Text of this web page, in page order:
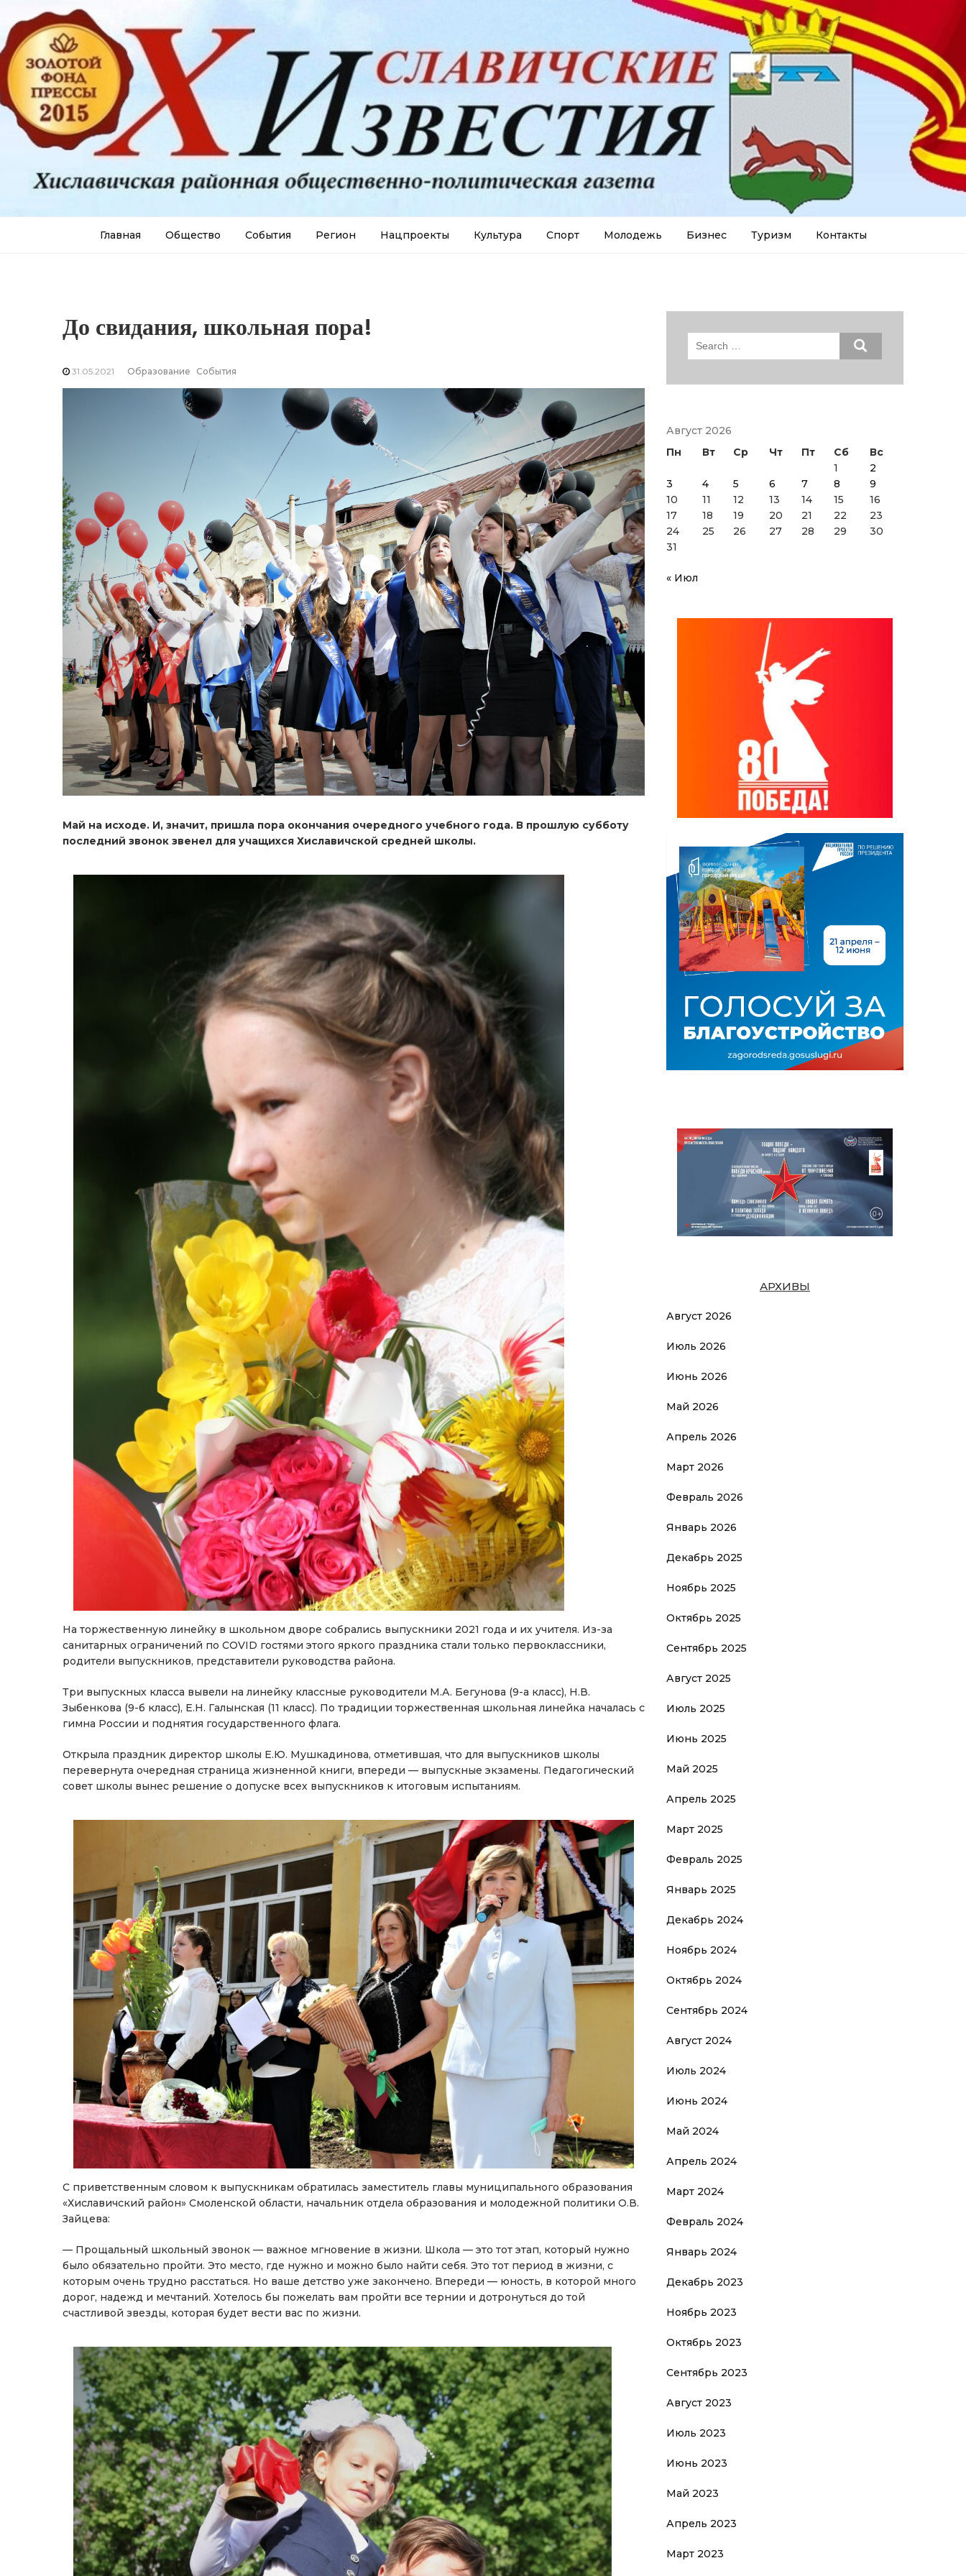
Главная Общество События Регион Нацпроекты Культура Спорт Молодежь Бизнес Туризм Контакты
До свидания, школьная пора!
31.05.2021 Образование События
Май на исходе. И, значит, пришла пора окончания очередного учебного года. В прошлую субботу
последний звонок звенел для учащихся Хиславичской средней школы.
На торжественную линейку в школьном дворе собрались выпускники 2021 года и их учителя. Из-за
санитарных ограничений по COVID гостями этого яркого праздника стали только первоклассники,
родители выпускников, представители руководства района.
Три выпускных класса вывели на линейку классные руководители М.А. Бегунова (9-а класс), Н.В.
Зыбенкова (9-б класс), Е.Н. Галынская (11 класс). По традиции торжественная школьная линейка началась с
гимна России и поднятия государственного флага.
Открыла праздник директор школы Е.Ю. Мушкадинова, отметившая, что для выпускников школы
перевернута очередная страница жизненной книги, впереди — выпускные экзамены. Педагогический
совет школы вынес решение о допуске всех выпускников к итоговым испытаниям.
С приветственным словом к выпускникам обратилась заместитель главы муниципального образования
«Хиславичский район» Смоленской области, начальник отдела образования и молодежной политики О.В.
Зайцева:
— Прощальный школьный звонок — важное мгновение в жизни. Школа — это тот этап, который нужно
было обязательно пройти. Это место, где нужно и можно было найти себя. Это тот период в жизни, с
которым очень трудно расстаться. Но ваше детство уже закончено. Впереди — юность, в которой много
дорог, надежд и мечтаний. Хотелось бы пожелать вам пройти все тернии и дотронуться до той
счастливой звезды, которая будет вести вас по жизни.
Search
Август 2026
Пн
Вт Ср Чт Пт Сб
Вс
1
2
3
4 5 6 7 8
9
10
11 12 13 14 15
16
17
18 19 20 21 22
23
24
25 26 27 28 29
30
31
« Июл
АРХИВЫ
Август 2026
Июль 2026
Июнь 2026
Май 2026
Апрель 2026
Март 2026
Февраль 2026
Январь 2026
Декабрь 2025
Ноябрь 2025
Октябрь 2025
Сентябрь 2025
Август 2025
Июль 2025
Июнь 2025
Май 2025
Апрель 2025
Март 2025
Февраль 2025
Январь 2025
Декабрь 2024
Ноябрь 2024
Октябрь 2024
Сентябрь 2024
Август 2024
Июль 2024
Июнь 2024
Май 2024
Апрель 2024
Март 2024
Февраль 2024
Январь 2024
Декабрь 2023
Ноябрь 2023
Октябрь 2023
Сентябрь 2023
Август 2023
Июль 2023
Июнь 2023
Май 2023
Апрель 2023
Март 2023